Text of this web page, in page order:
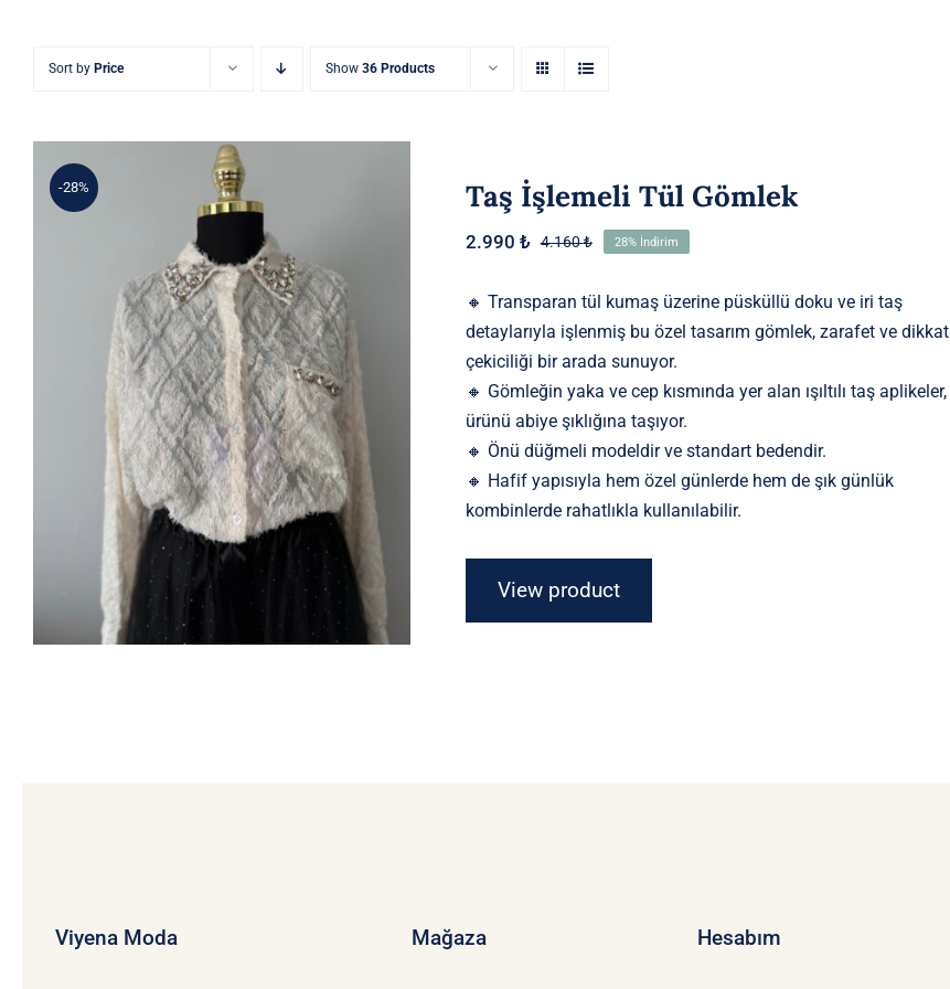
Sort by Price Show 36 Products
-28%
Taş İşlemeli Tül Gömlek
Taş İşlemeli Tül Gömlek
4.160₺Orijinal
4.160 ₺.
2.990 ₺
Şu
fiyat:
2.990 ₺.
28% İndirim
🔸 Transparan tül kumaş üzerine püsküllü doku ve iri taş
detaylarıyla işlenmiş bu özel tasarım gömlek, zarafet ve dikkat
çekiciliği bir arada sunuyor.
🔸 Gömleğin yaka ve cep kısmında yer alan ışıltılı taş aplikeler,
ürünü abiye şıklığına taşıyor.
🔸 Önü düğmeli modeldir ve standart bedendir.
🔸 Hafif yapısıyla hem özel günlerde hem de şık günlük
kombinlerde rahatlıkla kullanılabilir.
View product
Viyena Moda Mağaza Hesabım